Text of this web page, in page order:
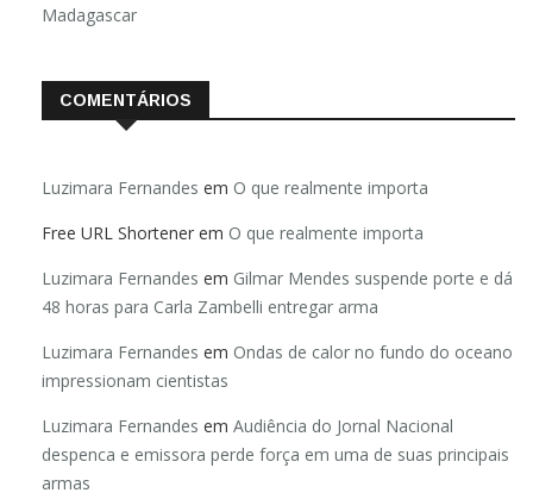
Madagascar
COMENTÁRIOS
Luzimara Fernandes em O que realmente importa
Free URL Shortener em O que realmente importa
Luzimara Fernandes em Gilmar Mendes suspende porte e dá
48 horas para Carla Zambelli entregar arma
Luzimara Fernandes em Ondas de calor no fundo do oceano
impressionam cientistas
Luzimara Fernandes em Audiência do Jornal Nacional
despenca e emissora perde força em uma de suas principais
armas